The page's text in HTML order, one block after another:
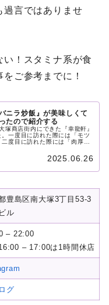
過言ではありませ
い！スタミナ系が食
ご参考までに！
ニラ炒飯』が美味しくて
たので紹介する
塚商店街内にできた『幸龍軒』
一度目に訪れた際には「モツ
度目に訪れた際には「肉厚レ
れでもかというくらいにレバニ
りとても美味しいです。今後は
2025.06.26
豊島区南大塚3丁目53-3
ル
– 22:00
– 17:00は1時間休店
グ